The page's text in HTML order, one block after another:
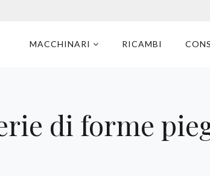
MACCHINARI RICAMBI
di forme